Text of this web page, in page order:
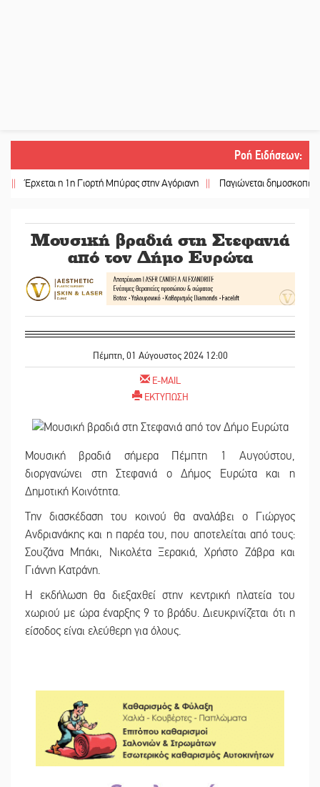
Ροή Ειδήσεων:
η 1η Γιορτή Μπύρας στην Αγόριανη || Παγιώνεται δημοσκοπικά ο…
Μουσική βραδιά στη Στεφανιά
από τον Δήμο Ευρώτα
Πέμπτη, 01 Αύγουστος 2024 12:00
E-MAIL
ΕΚΤΥΠΩΣΗ
Μουσική βραδιά σήμερα Πέμπτη 1 Αυγούστου,
διοργανώνει στη Στεφανιά ο Δήμος Ευρώτα και η
Δημοτική Κοινότητα.
Την διασκέδαση του κοινού θα αναλάβει ο Γιώργος
Ανδριανάκης και η παρέα του, που αποτελείται από τους:
Σουζάνα Μπάκι, Νικολέτα Ξερακιά, Χρήστο Ζάβρα και
Γιάννη Κατράνη.
Η εκδήλωση θα διεξαχθεί στην κεντρική πλατεία του
χωριού με ώρα έναρξης 9 το βράδυ. Διευκρινίζεται ότι η
είσοδος είναι ελεύθερη για όλους.